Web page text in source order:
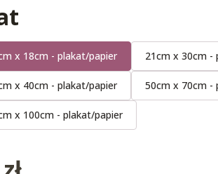
x 18cm - plakat/papier 21cm x 30cm -
x 40cm - plakat/papier 50cm x 70cm -
x 100cm - plakat/papier